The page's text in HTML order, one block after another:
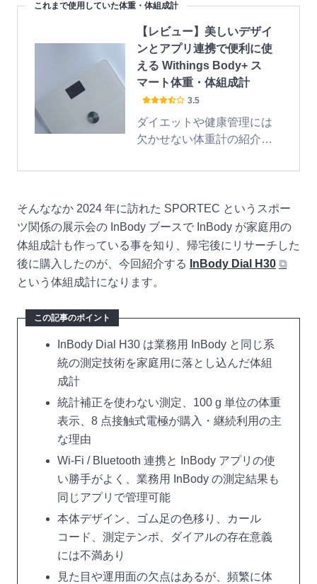
これまで使用していた体重・体組成計
【レビュー】美しいデザイ
ンとアプリ連携で便利に使
える Withings Body+ ス
マート体重・体組成計
3.5
ダイエットや健康管理には
欠かせない体重計の紹介で
そんななか 2024 年に訪れた SPORTEC というスポー
ツ関係の展示会の InBody ブースで InBody が家庭用の
体組成計も作っている事を知り、帰宅後にリサーチした
後に購入したのが、今回紹介する
InBody Dial H30 ⧉
という体組成計になります。
この記事のポイント
InBody Dial H30 は業務用 InBody と同じ系
統の測定技術を家庭用に落とし込んだ体組
成計
統計補正を使わない測定、100 g 単位の体重
表示、8 点接触式電極が購入・継続利用の主
な理由
Wi-Fi / Bluetooth 連携と InBody アプリの使
い勝手がよく、業務用 InBody の測定結果も
同じアプリで管理可能
本体デザイン、ゴム足の色移り、カール
コード、測定テンポ、ダイアルの存在意義
には不満あり
見た目や運用面の欠点はあるが、頻繁に体